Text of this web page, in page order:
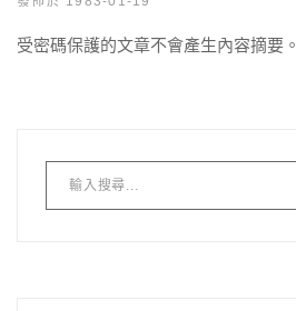
受密碼保護的文章不會產生內容摘要。